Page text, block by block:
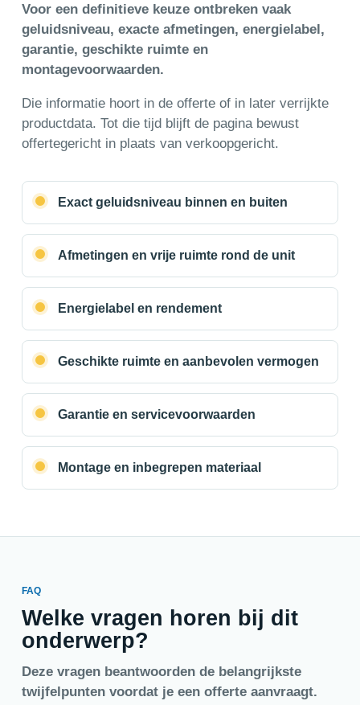
Voor een definitieve keuze ontbreken vaak
geluidsniveau, exacte afmetingen, energielabel,
garantie, geschikte ruimte en
montagevoorwaarden.
Die informatie hoort in de offerte of in later verrijkte
productdata. Tot die tijd blijft de pagina bewust
offertegericht in plaats van verkoopgericht.
Exact geluidsniveau binnen en buiten
Afmetingen en vrije ruimte rond de unit
Energielabel en rendement
Geschikte ruimte en aanbevolen vermogen
Garantie en servicevoorwaarden
Montage en inbegrepen materiaal
FAQ
Welke vragen horen bij dit
onderwerp?
Deze vragen beantwoorden de belangrijkste
twijfelpunten voordat je een offerte aanvraagt.